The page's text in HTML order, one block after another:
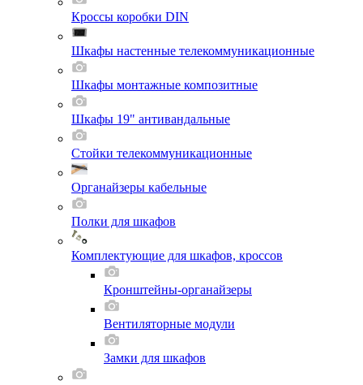
Кроссы коробки DIN
Шкафы настенные телекоммуникационные
Шкафы монтажные композитные
Шкафы 19" антивандальные
Стойки телекоммуникационные
Органайзеры кабельные
Полки для шкафов
Комплектующие для шкафов, кроссов
Кронштейны-органайзеры
Вентиляторные модули
Замки для шкафов